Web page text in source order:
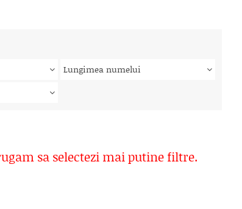
Lungimea numelui
sa selectezi mai putine filtre.